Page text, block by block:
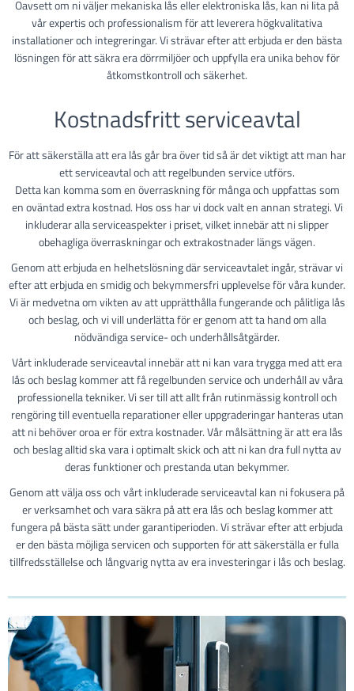
Oavsett om ni väljer mekaniska lås eller elektroniska lås, kan ni lita på
vår expertis och professionalism för att leverera högkvalitativa
installationer och integreringar. Vi strävar efter att erbjuda er den bästa
lösningen för att säkra era dörrmiljöer och uppfylla era unika behov för
åtkomstkontroll och säkerhet.
Kostnadsfritt serviceavtal
För att säkerställa att era lås går bra över tid så är det viktigt att man har
ett serviceavtal och att regelbunden service utförs.
Detta kan komma som en överraskning för många och uppfattas som
en oväntad extra kostnad. Hos oss har vi dock valt en annan strategi. Vi
inkluderar alla serviceaspekter i priset, vilket innebär att ni slipper
obehagliga överraskningar och extrakostnader längs vägen.
Genom att erbjuda en helhetslösning där serviceavtalet ingår, strävar vi
efter att erbjuda en smidig och bekymmersfri upplevelse för våra kunder.
Vi är medvetna om vikten av att upprätthålla fungerande och pålitliga lås
och beslag, och vi vill underlätta för er genom att ta hand om alla
nödvändiga service- och underhållsåtgärder.
Vårt inkluderade serviceavtal innebär att ni kan vara trygga med att era
lås och beslag kommer att få regelbunden service och underhåll av våra
professionella tekniker. Vi ser till att allt från rutinmässig kontroll och
rengöring till eventuella reparationer eller uppgraderingar hanteras utan
att ni behöver oroa er för extra kostnader. Vår målsättning är att era lås
och beslag alltid ska vara i optimalt skick och att ni kan dra full nytta av
deras funktioner och prestanda utan bekymmer.
Genom att välja oss och vårt inkluderade serviceavtal kan ni fokusera på
er verksamhet och vara säkra på att era lås och beslag kommer att
fungera på bästa sätt under garantiperioden. Vi strävar efter att erbjuda
er den bästa möjliga servicen och supporten för att säkerställa er fulla
tillfredsställelse och långvarig nytta av era investeringar i lås och beslag.